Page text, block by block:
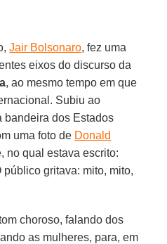
Jair Bolsonaro, fez uma
eixos do discurso da
, ao mesmo tempo em que
Subiu ao
bandeira dos Estados
uma foto de Donald
no qual estava escrito:
público gritava: mito, mito,
choroso, falando dos
as mulheres, para, em